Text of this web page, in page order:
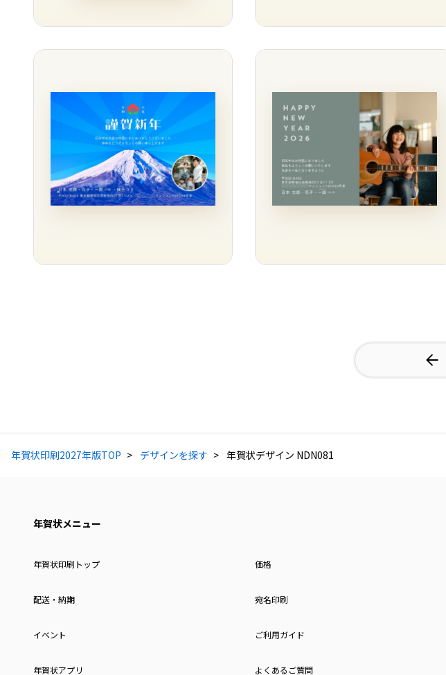
年賀状印刷2027年版TOP デザインを探す 年賀状デザイン NDN081
年賀状メニュー
年賀状印刷トップ 価格
配送・納期 宛名印刷
イベント ご利用ガイド
年賀状アプリ よくあるご質問